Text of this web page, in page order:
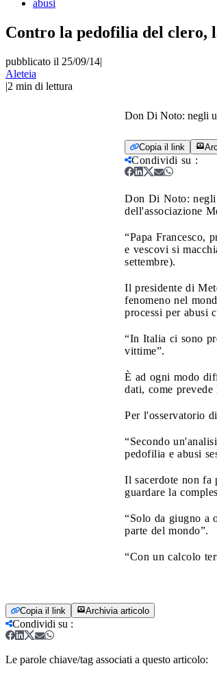
abusi
Contro la pedofilia del clero,
pubblicato il 25/09/14|
Aleteia
|2 min di lettura
Don Di Noto: negli
Copia il link
Condividi su :
Don Di Noto:
dell'associazione
“Papa Francesco,
e vescovi si
settembre).
Il presidente di
fenomeno nel
processi per abusi
“In Italia ci sono
vittime”.
È ad ogni modo
dati, come prevede
Per l'osservatorio
“Secondo
pedofilia e abusi
Il sacerdote non fa
guardare la
“Solo da giugno a
parte del mondo”.
“Con un calcolo
Copia il link Archivia articolo
Condividi su :
Le parole chiave/tag associati a questo articolo: